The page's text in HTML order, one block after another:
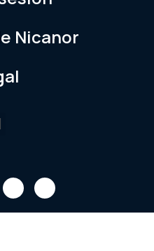
Nicanor